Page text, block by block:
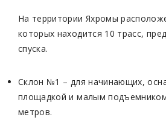
На территории Яхромы
которых находится 10 трасс,
спуска.
Склон №1 – для начинающих,
площадкой и малым
метров.